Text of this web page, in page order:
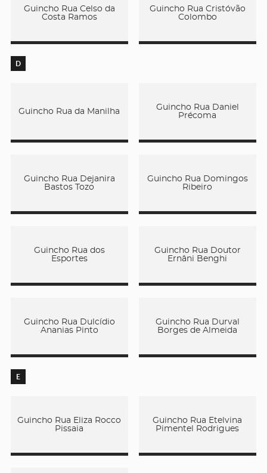
Guincho Rua Celso da
Costa Ramos
Guincho Rua Cristóvão
Colombo
D
Guincho Rua da Manilha
Guincho Rua Daniel
Précoma
Guincho Rua Dejanira
Bastos Tozo
Guincho Rua Domingos
Ribeiro
Guincho Rua dos
Esportes
Guincho Rua Doutor
Ernâni Benghi
Guincho Rua Dulcídio
Ananias Pinto
Guincho Rua Durval
Borges de Almeida
E
Guincho Rua Eliza Rocco
Pissaia
Guincho Rua Etelvina
Pimentel Rodrigues